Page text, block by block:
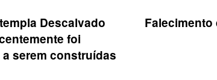
Descalvado
foi
serem construídas
Falecimento